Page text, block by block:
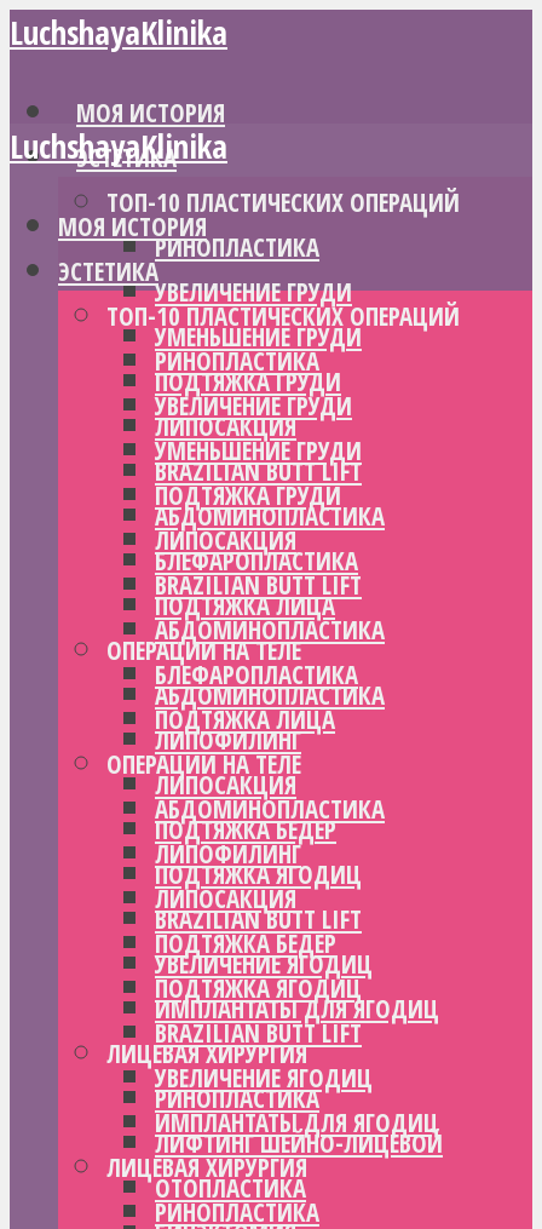
LuchshayaKlinika
МОЯ ИСТОРИЯ
ЭСТЕТИКА
ТОП-10 ПЛАСТИЧЕСКИХ ОПЕРАЦИЙ
РИНОПЛАСТИКА
УВЕЛИЧЕНИЕ ГРУДИ
УМЕНЬШЕНИЕ ГРУДИ
ПОДТЯЖКА ГРУДИ
ЛИПОСАКЦИЯ
BRAZILIAN BUTT LIFT
АБДОМИНОПЛАСТИКА
БЛЕФАРОПЛАСТИКА
ПОДТЯЖКА ЛИЦА
ОПЕРАЦИИ НА ТЕЛЕ
АБДОМИНОПЛАСТИКА
ЛИПОФИЛИНГ
ЛИПОСАКЦИЯ
ПОДТЯЖКА БЕДЕР
ПОДТЯЖКА ЯГОДИЦ
BRAZILIAN BUTT LIFT
УВЕЛИЧЕНИЕ ЯГОДИЦ
ИМПЛАНТАТЫ ДЛЯ ЯГОДИЦ
ЛИЦЕВАЯ ХИРУРГИЯ
РИНОПЛАСТИКА
ЛИФТИНГ ШЕЙНО-ЛИЦЕВОЙ
ОТОПЛАСТИКА
LuchshayaKlinika
МОЯ ИСТОРИЯ
ЭСТЕТИКА
ТОП-10 ПЛАСТИЧЕСКИХ ОПЕРАЦИЙ
РИНОПЛАСТИКА
УВЕЛИЧЕНИЕ ГРУДИ
УМЕНЬШЕНИЕ ГРУДИ
ПОДТЯЖКА ГРУДИ
ЛИПОСАКЦИЯ
BRAZILIAN BUTT LIFT
АБДОМИНОПЛАСТИКА
БЛЕФАРОПЛАСТИКА
ПОДТЯЖКА ЛИЦА
ОПЕРАЦИИ НА ТЕЛЕ
АБДОМИНОПЛАСТИКА
ЛИПОФИЛИНГ
ЛИПОСАКЦИЯ
ПОДТЯЖКА БЕДЕР
ПОДТЯЖКА ЯГОДИЦ
BRAZILIAN BUTT LIFT
УВЕЛИЧЕНИЕ ЯГОДИЦ
ИМПЛАНТАТЫ ДЛЯ ЯГОДИЦ
ЛИЦЕВАЯ ХИРУРГИЯ
РИНОПЛАСТИКА